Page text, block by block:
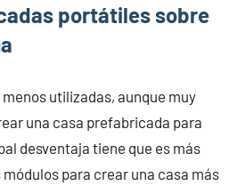
portátiles sobre
utilizadas, aunque muy
una casa prefabricada para
desventaja tiene que es más
para crear una casa más